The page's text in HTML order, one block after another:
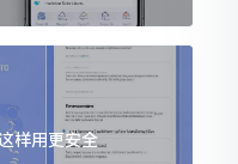
样用更安全